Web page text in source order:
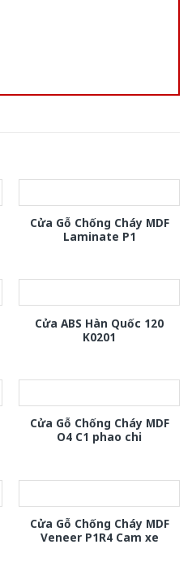
Cửa Gỗ Chống Cháy MDF
Laminate P1
Cửa ABS Hàn Quốc 120
K0201
Cửa Gỗ Chống Cháy MDF
O4 C1 phao chi
Cửa Gỗ Chống Cháy MDF
Veneer P1R4 Cam xe